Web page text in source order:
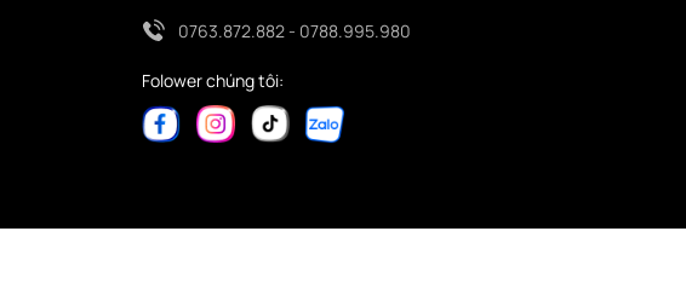
0763.872.882 - 0788.995.980
Folower chúng tôi: